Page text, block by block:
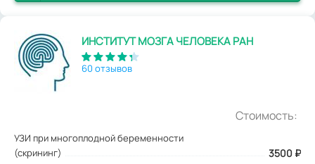
ИНСТИТУТ МОЗГА ЧЕЛОВЕКА РАН
60 отзывов
Стоимость:
УЗИ при многоплодной беременности
(скрининг)
3500 ₽